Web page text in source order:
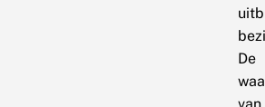
De
van